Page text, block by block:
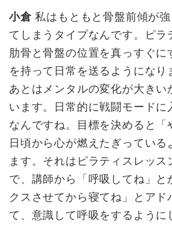
小倉私はもともと骨盤前傾が
てしまうタイプなんです。ピラ
肋骨と骨盤の位置を真っすぐに
を持って日常を送るようになり
あとはメンタルの変化が大きい
います。日常的に戦闘モードに
なんですね。目標を決めると「
日頃から心が燃えたぎっている
ます。それはピラティスレッス
で、講師から「呼吸してね」と
クスさせてから寝てね」とアド
て、意識して呼吸をするように